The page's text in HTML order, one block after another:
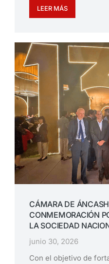
LEER MÁS
CÁMARA DE
CONMEMORACIÓN
LA SOCIEDAD
junio 30, 2026
Con el objetivo de